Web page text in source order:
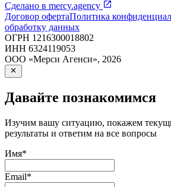
Сделано в mercy.agency
Договор офертаПолитика
обработку данных
ОГРН 1216300018802
ИНН 6324119053
ООО «Мерси Агенси», 2026
Давайте познакомимся
Изучим вашу ситуацию, покажем
результаты и ответим на все вопросы
Имя*
Email*